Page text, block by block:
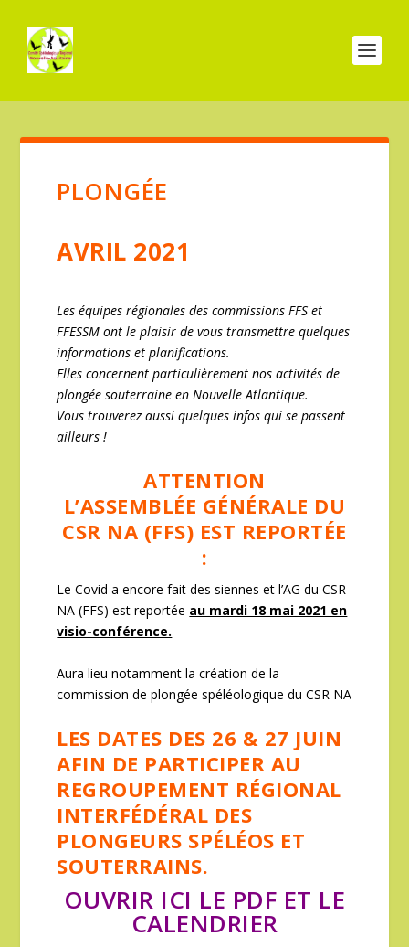
PLONGÉE
AVRIL 2021
Les équipes régionales des commissions FFS et
FFESSM ont le plaisir de vous transmettre quelques
informations et planifications.
Elles concernent particulièrement nos activités de
plongée souterraine en Nouvelle Atlantique.
Vous trouverez aussi quelques infos qui se passent
ailleurs !
ATTENTION
L’ASSEMBLÉE GÉNÉRALE DU
CSR NA (FFS) EST REPORTÉE
:
Le Covid a encore fait des siennes et l’AG du CSR
NA (FFS) est reportée au mardi 18 mai 2021 en
visio-conférence.
Aura lieu notamment la création de la
commission de plongée spéléologique du CSR NA
LES DATES DES 26 & 27 JUIN
AFIN DE PARTICIPER AU
REGROUPEMENT RÉGIONAL
INTERFÉDÉRAL DES
PLONGEURS SPÉLÉOS ET
SOUTERRAINS.
OUVRIR ICI LE PDF ET LE
CALENDRIER